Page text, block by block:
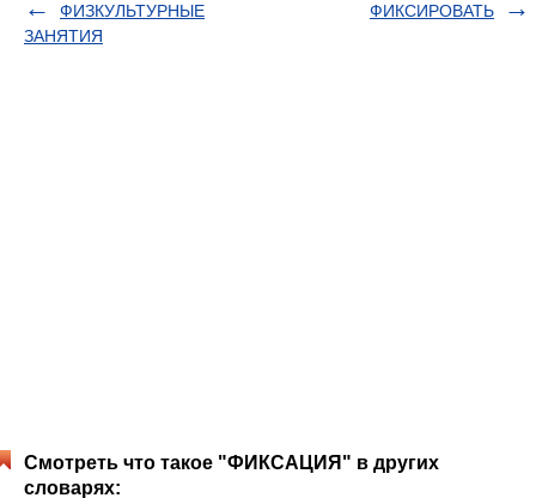
ФИЗКУЛЬТУРНЫЕ
ЗАНЯТИЯ
ФИКСИРОВАТЬ
Смотреть что такое "ФИКСАЦИЯ" в других
словарях: